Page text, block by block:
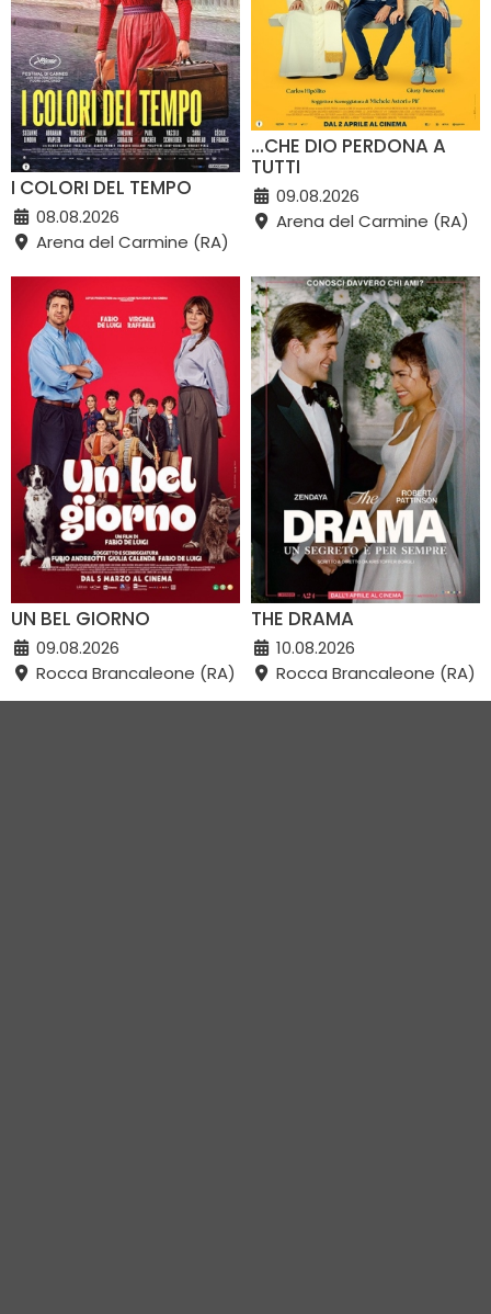
I COLORI DEL TEMPO
08.08.2026
Arena del Carmine (RA)
...CHE DIO PERDONA A
TUTTI
09.08.2026
Arena del Carmine (RA)
UN BEL GIORNO
09.08.2026
Rocca Brancaleone (RA)
THE DRAMA
10.08.2026
Rocca Brancaleone (RA)